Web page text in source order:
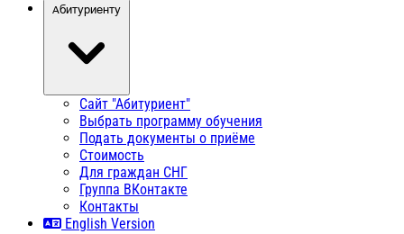
Абитуриенту
Сайт "Абитуриент"
Выбрать программу обучения
Подать документы о приёме
Стоимость
Для граждан СНГ
Группа ВКонтакте
Контакты
English Version